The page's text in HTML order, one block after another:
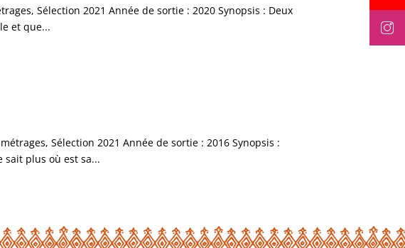
Sélection 2021 Année de sortie : 2020 Synopsis : Deux
et que...
Sélection 2021 Année de sortie : 2016 Synopsis :
sait plus où est sa...